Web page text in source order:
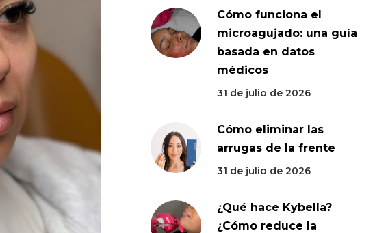
Cómo funciona el
microagujado: una guía
basada en datos
médicos
31 de julio de 2026
Cómo eliminar las
arrugas de la frente
31 de julio de 2026
¿Qué hace Kybella?
¿Cómo reduce la